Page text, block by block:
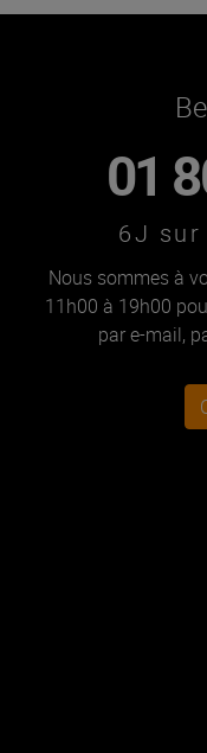
01
6J sur
Nous sommes à
11h00 à 19h00
par e-mail,